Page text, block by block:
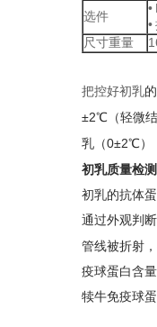
选件
•
•
尺寸重量
把控好初乳
±2℃（轻微
乳（0±2℃）
初乳质量检测
初乳的抗体
通过外观判
管线被折射
疫球蛋白含
犊牛免疫球